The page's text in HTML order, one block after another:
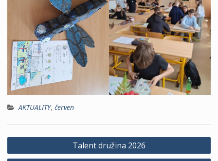
AKTUALITY, červen
Navigace
pro
Talent družina 2026